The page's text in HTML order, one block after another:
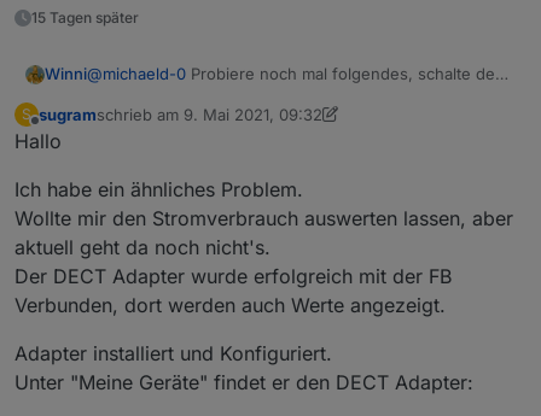
15 Tagen später
Winni@michaeld-0 Probiere noch mal folgendes, schalte den
Stelle bei dem Adapter die Log-Stufe auf debug. Dann
PS: Dass ein Fehler am Adapter oder iobroker vorliegt
probieren.
S
Offline
sugramschrieb am 9. Mai 2021, 09:32
zuletzt editiert von sugram5. Sept. 2021, 11:41
Hallo
Ich habe ein ähnliches Problem.
Wollte mir den Stromverbrauch auswerten lassen, aber
aktuell geht da noch nicht's.
Der DECT Adapter wurde erfolgreich mit der FB
Verbunden, dort werden auch Werte angezeigt.
Adapter installiert und Konfiguriert.
Unter "Meine Geräte" findet er den DECT Adapter: